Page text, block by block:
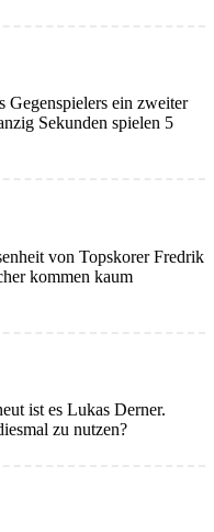
Gegenspielers ein zweiter
Sekunden spielen 5
von Topskorer Fredrik
kommen kaum
ist es Lukas Derner.
zu nutzen?